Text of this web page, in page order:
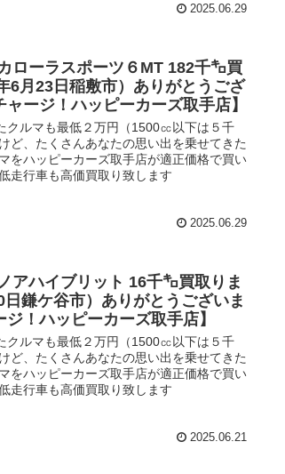
2025.06.29
ローラスポーツ６MT 182千㌔買
6月23日稲敷市）ありがとうござ
ージ！ハッピーカーズ取手店】
クルマも最低２万円（1500㏄以下は５千
ど、たくさんあなたの思い出を乗せてきた
をハッピーカーズ取手店が適正価格で買い
走行車も高価買取り致します
2025.06.29
アハイブリット 16千㌔買取りま
日鎌ケ谷市）ありがとうございま
！ハッピーカーズ取手店】
クルマも最低２万円（1500㏄以下は５千
ど、たくさんあなたの思い出を乗せてきた
をハッピーカーズ取手店が適正価格で買い
走行車も高価買取り致します
2025.06.21